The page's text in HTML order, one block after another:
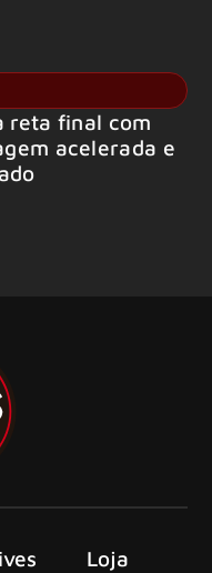
reta final com
acelerada e
Loja